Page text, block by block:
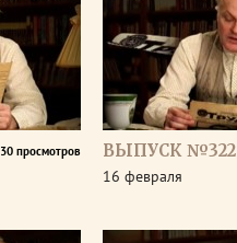
30 просмотров ВЫПУСК №322
16 февраля